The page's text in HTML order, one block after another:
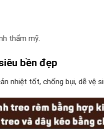
thẩm mỹ.
bền đẹp
nhiệt tốt, chống bụi, dễ vệ